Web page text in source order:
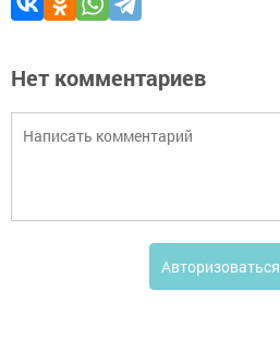
Нет комментариев
Авторизоваться